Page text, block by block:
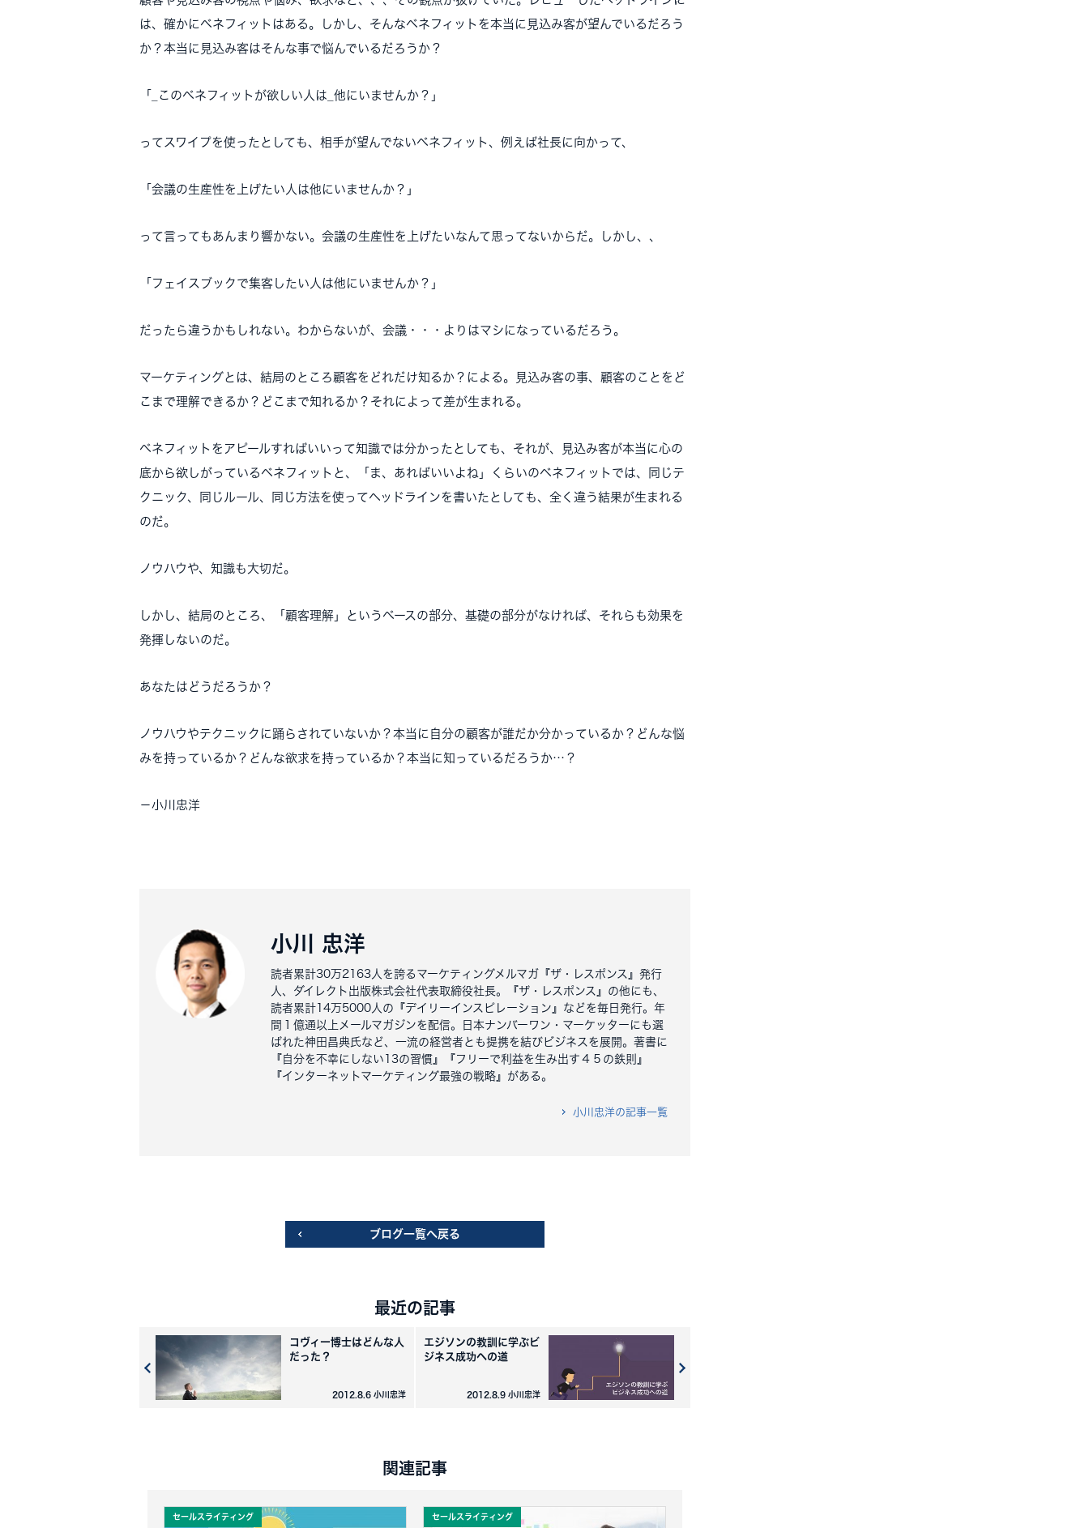
は、確かにベネフィットはある。しかし、そんなベネフィットを本当に見込み客が望んでいるだろう
か？本当に見込み客はそんな事で悩んでいるだろうか？
「_このベネフィットが欲しい人は_他にいませんか？」
ってスワイプを使ったとしても、相手が望んでないベネフィット、例えば社長に向かって、
「会議の生産性を上げたい人は他にいませんか？」
って言ってもあんまり響かない。会議の生産性を上げたいなんて思ってないからだ。しかし、、
「フェイスブックで集客したい人は他にいませんか？」
だったら違うかもしれない。わからないが、会議・・・よりはマシになっているだろう。
マーケティングとは、結局のところ顧客をどれだけ知るか？による。見込み客の事、顧客のことをど
こまで理解できるか？どこまで知れるか？それによって差が生まれる。
ベネフィットをアピールすればいいって知識では分かったとしても、それが、見込み客が本当に心の
底から欲しがっているベネフィットと、「ま、あればいいよね」くらいのベネフィットでは、同じテ
クニック、同じルール、同じ方法を使ってヘッドラインを書いたとしても、全く違う結果が生まれる
のだ。
ノウハウや、知識も大切だ。
しかし、結局のところ、「顧客理解」というベースの部分、基礎の部分がなければ、それらも効果を
発揮しないのだ。
あなたはどうだろうか？
ノウハウやテクニックに踊らされていないか？本当に自分の顧客が誰だか分かっているか？どんな悩
みを持っているか？どんな欲求を持っているか？本当に知っているだろうか…？
－小川忠洋
小川 忠洋
読者累計30万2163人を誇るマーケティングメルマガ『ザ・レスポンス』発行
人、ダイレクト出版株式会社代表取締役社長。『ザ・レスポンス』の他にも、
読者累計14万5000人の『デイリーインスピレーション』などを毎日発行。年
間１億通以上メールマガジンを配信。日本ナンバーワン・マーケッターにも選
ばれた神田昌典氏など、一流の経営者とも提携を結びビジネスを展開。著書に
『自分を不幸にしない13の習慣』『フリーで利益を生み出す４５の鉄則』
『インターネットマーケティング最強の戦略』がある。
小川忠洋の記事一覧
ブログ一覧へ戻る
最近の記事
コヴィー博士はどんな人
だった？
2012.8.6 小川忠洋
エジソンの教訓に学ぶビ
ジネス成功への道
2012.8.9 小川忠洋
関連記事
セールスライティング セールスライティング